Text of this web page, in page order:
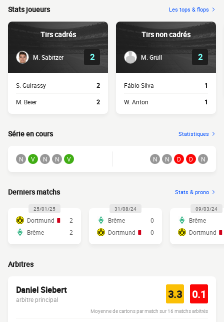
Stats joueurs Les tops & flops
Tirs cadrés
M. Sabitzer 2
S. Guirassy 2
M. Beier 2
Tirs non cadrés
M. Grüll 2
Fábio Silva 1
W. Anton 1
Série en cours Statistiques
N V N N V N N D D N
Derniers matchs Stats & prono
25/01/25
Dortmund
2
Brême
2
31/08/24
Brême
0
Dortmund
0
09/03/24
Brême
Dortmund
Arbitres
Daniel Siebert
arbitre principal 3.3 0.1
Moyenne de cartons par match sur 16 matchs arbitrés